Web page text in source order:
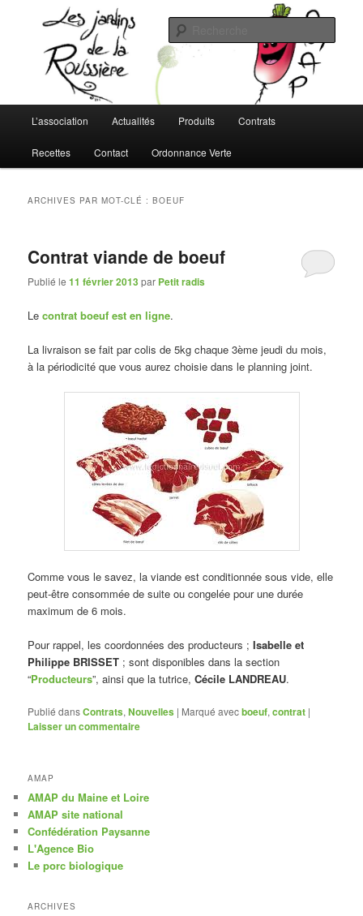
secondaireLes Jardins de la Roussière
L'AMAP de Montreuil-Juigné !
principal
L’association Actualités Produits Contrats
Recettes Contact Ordonnance Verte
ARCHIVES PAR MOT-CLÉ :BOEUF
Contrat viande de boeuf
Publié le11 février 2013par Petit radis
Lecontrat boeuf est en ligne.
La livraison se fait par colis de 5kg chaque 3ème jeudi du mois,
à la périodicité que vous aurez choisie dans le planning joint.
Comme vous le savez, la viande est conditionnée sous vide, elle
peut-être consommée de suite ou congelée pour une durée
maximum de 6 mois.
Pour rappel, les coordonnées des producteurs ;Isabelle et
Philippe BRISSET ; sont disponibles dans la section
“Producteurs”, ainsi que la tutrice,Cécile LANDREAU.
Publié dansContrats,Nouvelles | Marqué avecboeuf,contrat |
Laisser un commentaire
AMAP
AMAP du Maine et Loire
AMAP site national
Confédération Paysanne
L'Agence Bio
Le porc biologique
ARCHIVES